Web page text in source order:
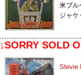
米ブル
ジャケ
↓SORRY SOLD
Stevie